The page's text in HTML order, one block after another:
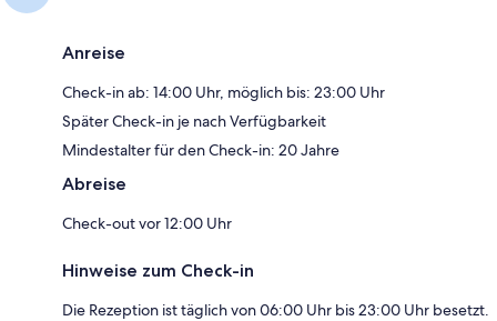
Anreise
Check-in ab: 14:00 Uhr, möglich bis: 23:00 Uhr
Später Check-in je nach Verfügbarkeit
Mindestalter für den Check-in: 20 Jahre
Abreise
Check-out vor 12:00 Uhr
Hinweise zum Check-in
Die Rezeption ist täglich von 06:00 Uhr bis 23:00 Uhr besetzt.